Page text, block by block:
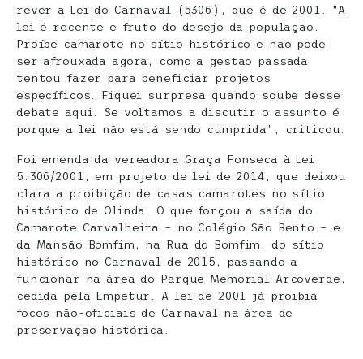
rever a Lei do Carnaval (5306), que é de 2001. “A
lei é recente e fruto do desejo da população.
Proíbe camarote no sítio histórico e não pode
ser afrouxada agora, como a gestão passada
tentou fazer para beneficiar projetos
específicos. Fiquei surpresa quando soube desse
debate aqui. Se voltamos a discutir o assunto é
porque a lei não está sendo cumprida”, criticou.
Foi emenda da vereadora Graça Fonseca à Lei
5.306/2001, em projeto de lei de 2014, que deixou
clara a proibição de casas camarotes no sítio
histórico de Olinda. O que forçou a saída do
Camarote Carvalheira – no Colégio São Bento – e
da Mansão Bomfim, na Rua do Bomfim, do sítio
histórico no Carnaval de 2015, passando a
funcionar na área do Parque Memorial Arcoverde,
cedida pela Empetur. A lei de 2001 já proibia
focos não-oficiais de Carnaval na área de
preservação histórica.